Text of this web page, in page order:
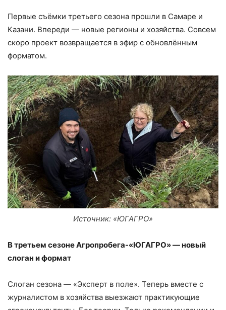
Первые съёмки третьего сезона прошли в Самаре и
Казани. Впереди — новые регионы и хозяйства. Совсем
скоро проект возвращается в эфир с обновлённым
форматом.
Источник: «ЮГАГРО»
В третьем сезоне Агропробега-«ЮГАГРО» — новый
слоган и формат
Слоган сезона — «Эксперт в поле». Теперь вместе с
журналистом в хозяйства выезжают практикующие